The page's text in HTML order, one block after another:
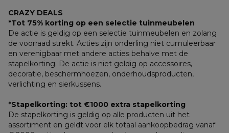
CRAZY DEALS
*Tot 75% korting op een selectie tuinmeubelen
De actie is geldig op een selectie tuinmeubelen en zolang
de voorraad strekt. Acties zijn onderling niet cumuleerbaar
en verenigbaar met andere acties behalve met de
stapelkorting. De actie is niet geldig op accessoires,
decoratie, beschermhoezen, onderhoudsproducten,
verlichting en sierkussens.
*Stapelkorting: tot €1000 extra stapelkorting
De stapelkorting is geldig op alle producten uit het
assortiment en geldt voor elk totaal aankoopbedrag vanaf